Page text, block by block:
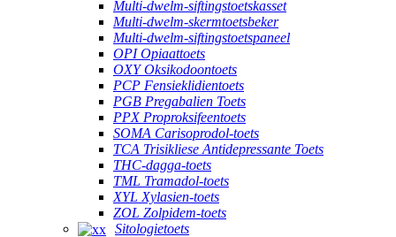
Multi-dwelm-siftingstoetskasset
Multi-dwelm-skermtoetsbeker
Multi-dwelm-siftingstoetspaneel
OPI Opiaattoets
OXY Oksikodoontoets
PCP Fensieklidientoets
PGB Pregabalien Toets
PPX Proproksifeentoets
SOMA Carisoprodol-toets
TCA Trisikliese Antidepressante Toets
THC-dagga-toets
TML Tramadol-toets
XYL Xylasien-toets
ZOL Zolpidem-toets
Sitologietoets